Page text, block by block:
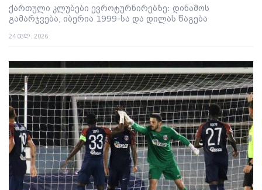
ქართული კლუბები ევროტურნირებზე: დინამოს
გამარჯვება, იბერია 1999-სა და დილას წაგება
24 ივლ. 2026